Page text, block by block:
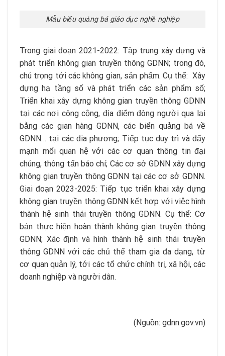
Mẫu biểu quảng bá giáo dục nghề nghiệp
Trong giai đoạn 2021-2022: Tập trung xây dựng và
phát triển không gian truyền thông GDNN; trong đó,
chú trọng tới các không gian, sản phẩm. Cụ thể: Xây
dựng hạ tầng số và phát triển các sản phẩm số;
Triển khai xây dựng không gian truyền thông GDNN
tại các nơi công cộng, địa điểm đông người qua lại
bằng các gian hàng GDNN, các biển quảng bá về
GDNN… tại các đia phương; Tiếp tục duy trì và đẩy
mạnh mối quan hệ với các cơ quan thông tin đại
chúng, thông tấn báo chí; Các cơ sở GDNN xây dựng
không gian truyền thông GDNN tại các cơ sở GDNN.
Giai đoạn 2023-2025: Tiếp tục triển khai xây dựng
không gian truyền thông GDNN kết hợp với việc hình
thành hệ sinh thái truyền thông GDNN. Cụ thể: Cơ
bản thực hiện hoàn thành không gian truyền thông
GDNN; Xác định và hình thành hệ sinh thái truyền
thông GDNN với các chủ thể tham gia đa dạng, từ
cơ quan quản lý, tới các tổ chức chính trị, xã hội, các
doanh nghiệp và người dân.
(Nguồn: gdnn.gov.vn)